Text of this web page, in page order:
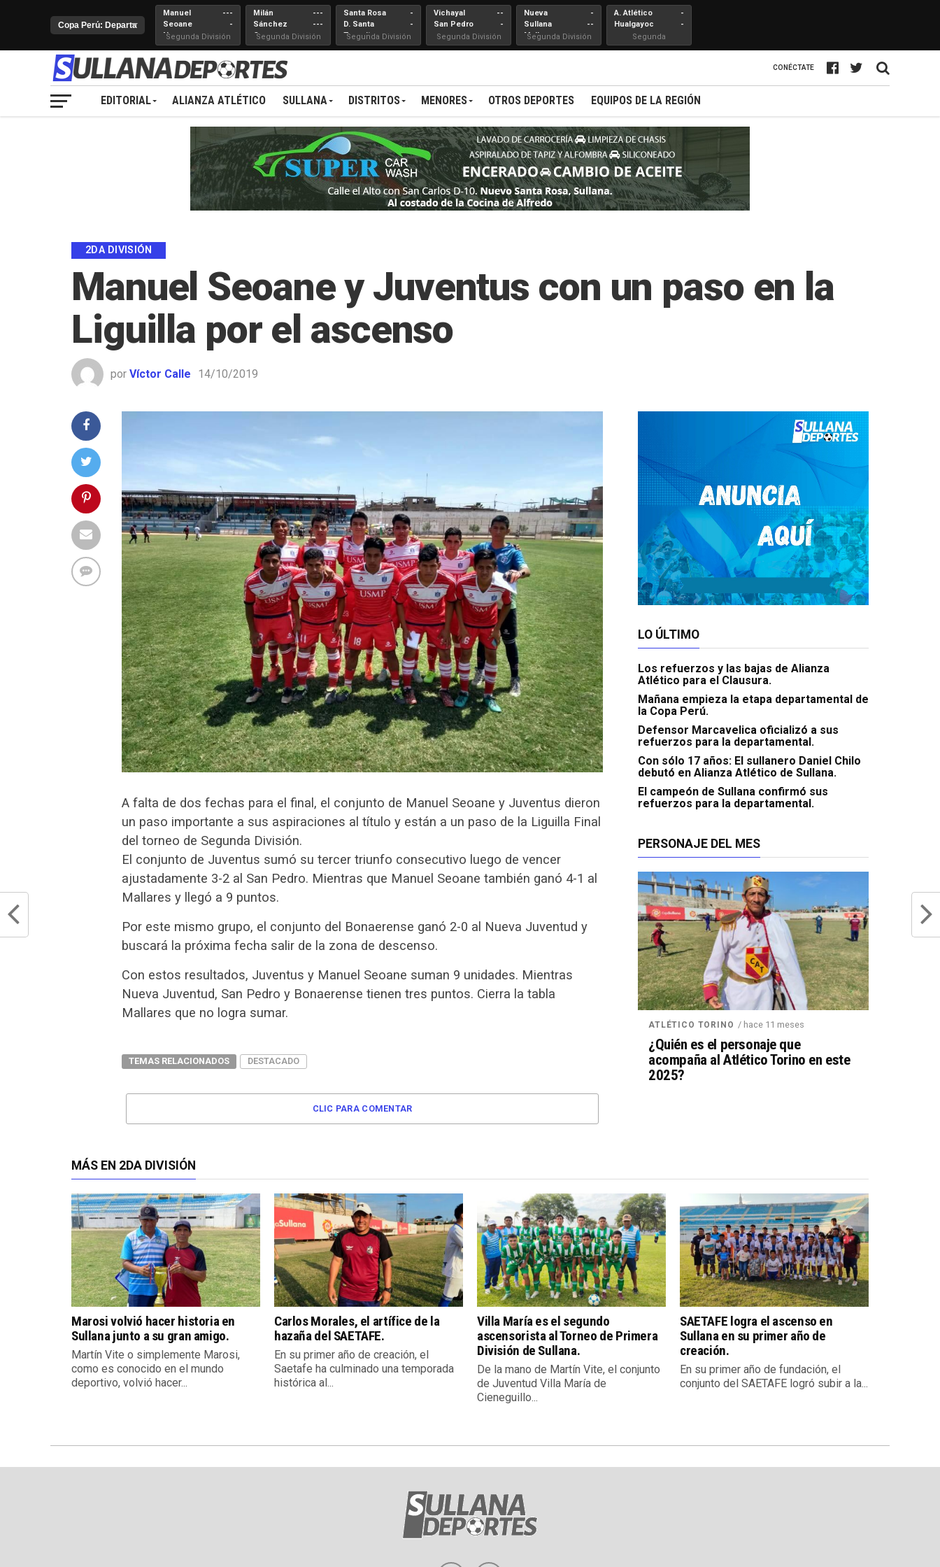
Manuel
Seoane
Nueva
Juventud
---
-
Segunda División
Milán
Sánchez
Cerro
---
---
Segunda División
Santa Rosa
D. Santa
Teresita
-
-
Segunda División
Vichayal
San Pedro
--
-
Segunda División
Nueva
Sullana
Mallares
-
--
Segunda División
A. Atlético
Hualgayoc
-
-
Segunda
Profesional
CONÉCTATE
EDITORIAL ALIANZA ATLÉTICO SULLANA DISTRITOS MENORES OTROS DEPORTES EQUIPOS DE LA REGIÓN
2DA DIVISIÓN
Manuel Seoane y Juventus con un paso en la
Liguilla por el ascenso
por Víctor Calle 14/10/2019
A falta de dos fechas para el final, el conjunto de Manuel Seoane y Juventus dieron
un paso importante a sus aspiraciones al título y están a un paso de la Liguilla Final
del torneo de Segunda División.
El conjunto de Juventus sumó su tercer triunfo consecutivo luego de vencer
ajustadamente 3-2 al San Pedro. Mientras que Manuel Seoane también ganó 4-1 al
Mallares y llegó a 9 puntos.
Por este mismo grupo, el conjunto del Bonaerense ganó 2-0 al Nueva Juventud y
buscará la próxima fecha salir de la zona de descenso.
Con estos resultados, Juventus y Manuel Seoane suman 9 unidades. Mientras
Nueva Juventud, San Pedro y Bonaerense tienen tres puntos. Cierra la tabla
Mallares que no logra sumar.
TEMAS RELACIONADOS DESTACADO
CLIC PARA COMENTAR
LO ÚLTIMO
Los refuerzos y las bajas de Alianza
Atlético para el Clausura.
Mañana empieza la etapa departamental de
la Copa Perú.
Defensor Marcavelica oficializó a sus
refuerzos para la departamental.
Con sólo 17 años: El sullanero Daniel Chilo
debutó en Alianza Atlético de Sullana.
El campeón de Sullana confirmó sus
refuerzos para la departamental.
PERSONAJE DEL MES
ATLÉTICO TORINO / hace 11 meses
¿Quién es el personaje que
acompaña al Atlético Torino en este
2025?
MÁS EN 2DA DIVISIÓN
Marosi volvió hacer historia en
Sullana junto a su gran amigo.
Martín Vite o simplemente Marosi,
como es conocido en el mundo
deportivo, volvió hacer...
Carlos Morales, el artífice de la
hazaña del SAETAFE.
En su primer año de creación, el
Saetafe ha culminado una temporada
histórica al...
Villa María es el segundo
ascensorista al Torneo de Primera
División de Sullana.
De la mano de Martín Vite, el conjunto
de Juventud Villa María de
Cieneguillo...
SAETAFE logra el ascenso en
Sullana en su primer año de
creación.
En su primer año de fundación, el
conjunto del SAETAFE logró subir a la...